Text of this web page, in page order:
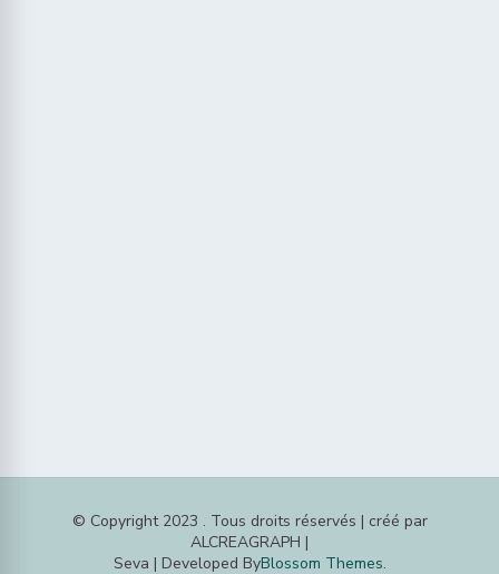
© Copyright 2023 . Tous droits réservés | créé par
ALCREAGRAPH |
Seva | Developed ByBlossom Themes.